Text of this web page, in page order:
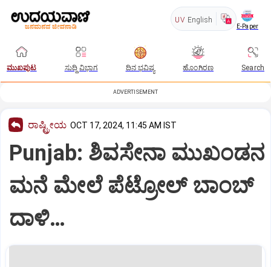
UV English
E-Paper
ಮುಖಪುಟ ಸುದ್ದಿ ವಿಭಾಗ ದಿನ ಭವಿಷ್ಯ ಹೊಂಗಿರಣ Search
ADVERTISEMENT
ರಾಷ್ಟ್ರೀಯ OCT 17, 2024, 11:45 AM IST
Punjab: ಶಿವಸೇನಾ ಮುಖಂಡನ
ಮನೆ ಮೇಲೆ ಪೆಟ್ರೋಲ್ ಬಾಂಬ್
ದಾಳಿ…